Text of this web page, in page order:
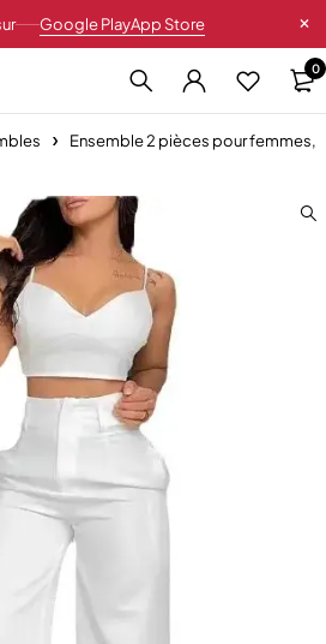
Google PlayApp Store
0
Ensemble 2 pièces pour femmes,